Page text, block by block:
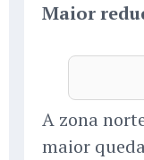
Maior
A zona
maior